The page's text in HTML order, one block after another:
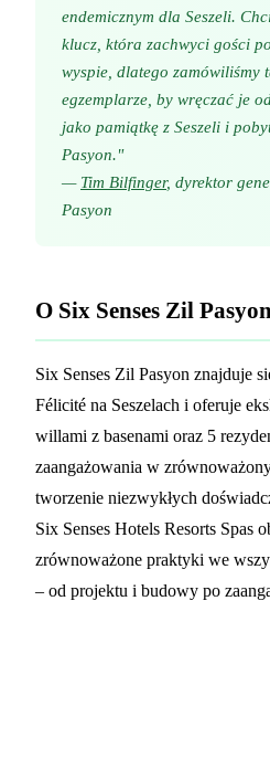
endemicznym dla Seszeli.
klucz, która zachwyci gości
wyspie, dlatego zamówiliśmy
egzemplarze, by wręczać je
jako pamiątkę z Seszeli i
Pasyon."
— Tim Bilfinger, dyrektor
Pasyon
O Six Senses Zil Pasyon
Six Senses Zil Pasyon znajduje
Félicité na Seszelach i oferuje
willami z basenami oraz 5
zaangażowania w
tworzenie niezwykłych
Six Senses Hotels Resorts Spas
zrównoważone praktyki we
– od projektu i budowy po